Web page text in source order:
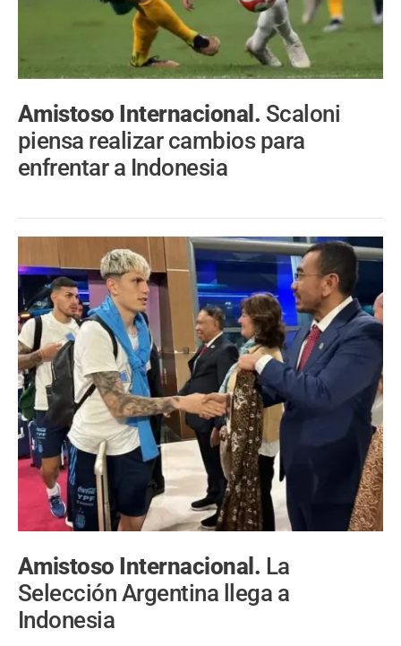
Amistoso Internacional. Scaloni
piensa realizar cambios para
enfrentar a Indonesia
Amistoso Internacional. La
Selección Argentina llega a
Indonesia